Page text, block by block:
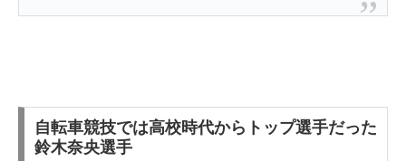
自転車競技では高校時代からトップ選手だった
鈴木奈央選手